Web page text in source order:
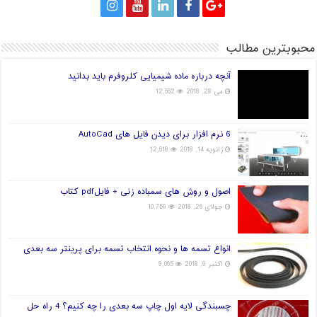
محبوبترین مطالب
آنچه درباره ماده شیمیایی کلروفرم باید بدانید
می 28, 2018 12,662
6 نرم افزار برای دیدن فایل های AutoCad
ژانویه 14, 2018 12,618
اصول و روش های سمباده زنی + فایلpdf کتاب
جولای 26, 2018 10,759
انواع تسمه ها و نحوه انتخاب تسمه برای پرینتر سه بعدی
اکتبر 9, 2018 9,065
چسبندگی لایه اول چاپ سه بعدی را چه کنیم؟ 4 راه حل